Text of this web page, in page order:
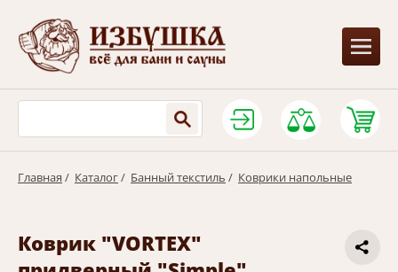
Главная / Каталог/ Банный текстиль / Коврики напольные
Коврик "VORTEX"